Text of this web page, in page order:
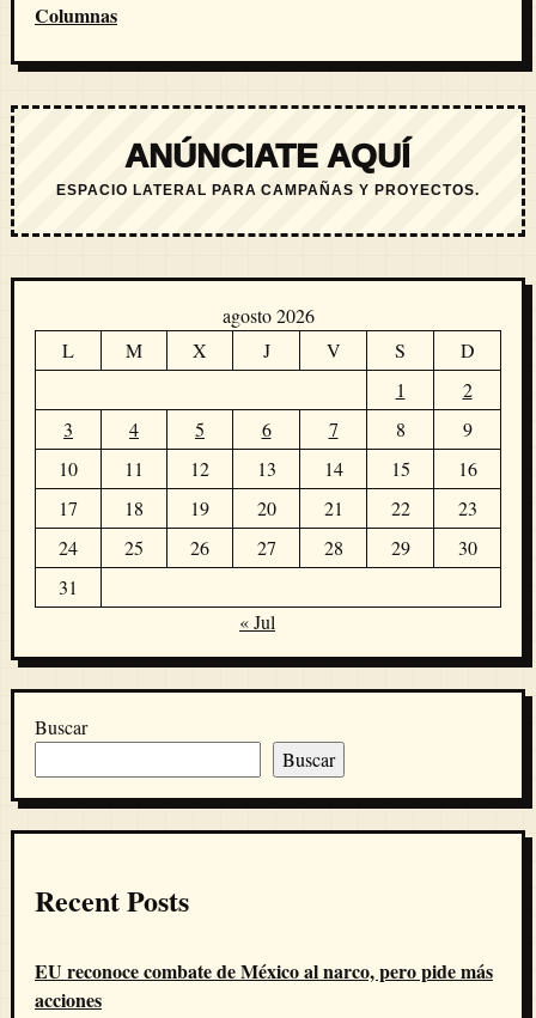
Columnas
ANÚNCIATE AQUÍ
ESPACIO LATERAL PARA CAMPAÑAS Y PROYECTOS.
agosto 2026
L
M X J V S
D
1
2
3
4 5 6 7 8
9
10
11 12 13 14 15
16
17
18 19 20 21 22
23
24
25 26 27 28 29
30
31
« Jul
Buscar
Buscar
Recent Posts
EU reconoce combate de México al narco, pero pide más
acciones